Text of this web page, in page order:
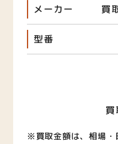
メーカー 買
型番
※買取金額は、相場・